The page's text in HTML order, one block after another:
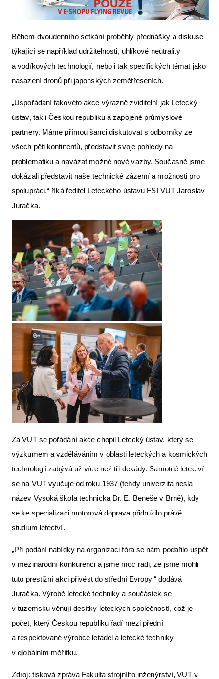
Během dvoudenního setkání proběhly přednášky a diskuse
týkající se například udržitelnosti, uhlíkové neutrality
a vodíkových technologií, nebo i tak specifických témat jako
nasazení dronů při japonských zemětřeseních.
„Uspořádání takovéto akce výrazně zviditelní jak Letecký
ústav, tak i Českou republiku a zapojené průmyslové
partnery. Máme přímou šanci diskutovat s odborníky ze
všech pěti kontinentů, představit svoje pohledy na
problematiku a navázat možné nové vazby. Současně jsme
dokázali představit naše technické zázemí a možnosti pro
spolupráci,“ říká ředitel Leteckého ústavu FSI VUT Jaroslav
Juračka.
Za VUT se pořádání akce chopil Letecký ústav, který se
výzkumem a vzděláváním v oblasti leteckých a kosmických
technologií zabývá už více než tři dekády. Samotné letectví
se na VUT vyučuje od roku 1937 (tehdy univerzita nesla
název Vysoká škola technická Dr. E. Beneše v Brně), kdy
se ke specializaci motorová doprava přidružilo právě
studium letectví.
„Při podání nabídky na organizaci fóra se nám podařilo uspět
v mezinárodní konkurenci a jsme moc rádi, že jsme mohli
tuto prestižní akci přivést do střední Evropy,“ dodává
Juračka. Výrobě letecké techniky a součástek se
v tuzemsku věnují desítky leteckých společností, což je
počet, který Českou republiku řadí mezi přední
a respektované výrobce letadel a letecké techniky
v globálním měřítku.
Zdroj: tisková zpráva Fakulta strojního inženýrství, VUT v